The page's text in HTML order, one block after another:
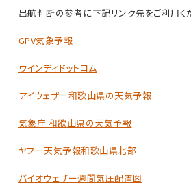
出航判断の参考に下記リンク先をご利用く
GPV気象予報
ウインディドットコム
アイウェザー和歌山県の天気予報
気象庁 和歌山県の天気予報
ヤフー天気予報和歌山県北部
バイオウェザー週間気圧配置図